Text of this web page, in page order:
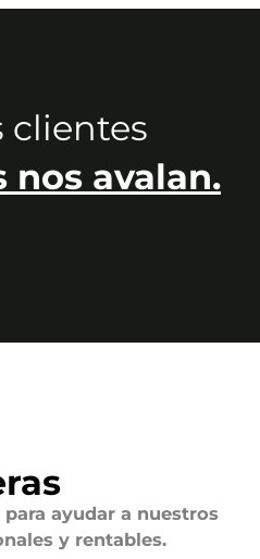
clientes
nos avalan.
ayudar a nuestros
y rentables.